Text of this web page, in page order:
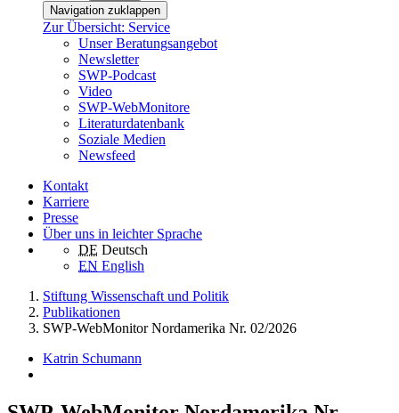
Navigation zuklappen
Zur Übersicht: Service
Unser Beratungsangebot
Newsletter
SWP-Podcast
Video
SWP-WebMonitore
Literaturdatenbank
Soziale Medien
Newsfeed
Kontakt
Karriere
Presse
Über uns in leichter Sprache
DE Deutsch
EN English
Stiftung Wissenschaft und Politik
Publikationen
SWP-WebMonitor Nordamerika Nr. 02/2026
Katrin Schumann